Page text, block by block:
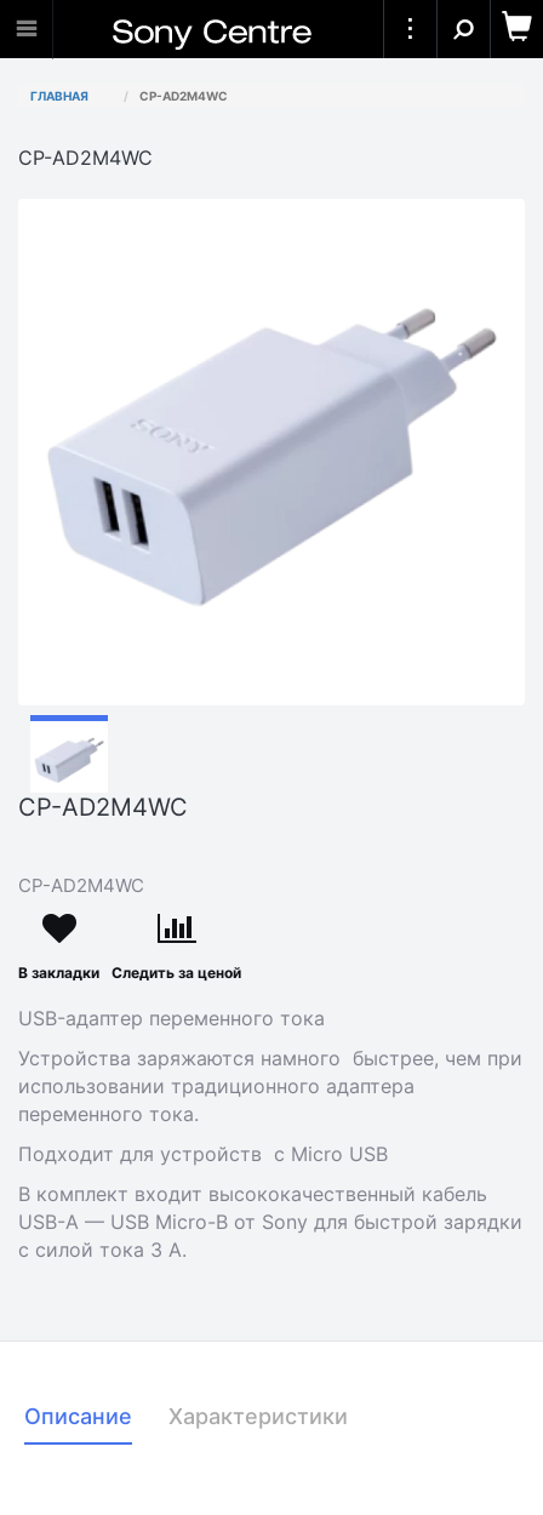
ГЛАВНАЯ CP-AD2M4WC
CP-AD2M4WC
CP-AD2M4WC
CP-AD2M4WC
В закладки Следить за ценой
USB-адаптер переменного тока
Устройства заряжаются намного быстрее, чем при
использовании традиционного адаптера
переменного тока.
Подходит для устройств с Мicro USB
В комплект входит высококачественный кабель
USB-A — USB Micro-B от Sony для быстрой зарядки
с силой тока 3 А.
Описание Характеристики